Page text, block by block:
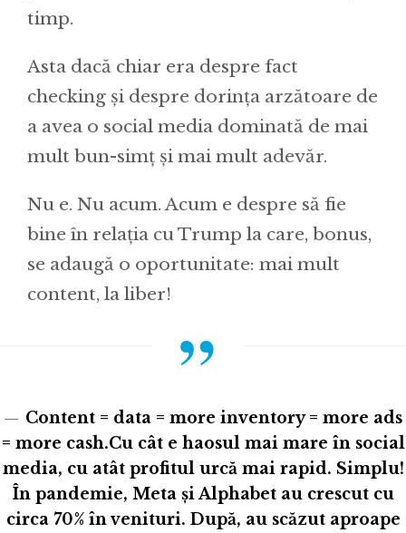
timp.
Asta dacă chiar era despre fact
checking și despre dorința arzătoare de
a avea o social media dominată de mai
mult bun-simț și mai mult adevăr.
Nu e. Nu acum. Acum e despre să fie
bine în relația cu Trump la care, bonus,
se adaugă o oportunitate: mai mult
content, la liber!
Content = data = more inventory = more ads
= more cash.Cu cât e haosul mai mare în social
media, cu atât profitul urcă mai rapid. Simplu!
În pandemie, Meta și Alphabet au crescut cu
circa 70% în venituri. După, au scăzut aproape